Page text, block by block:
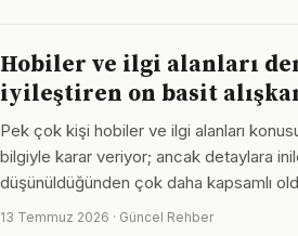
Hobiler ve ilgi alanları
iyileştiren on basit
Pek çok kişi hobiler ve ilgi alanları
bilgiyle karar veriyor; ancak detaylara
düşünüldüğünden çok daha kapsamlı
13 Temmuz 2026 · Güncel Rehber